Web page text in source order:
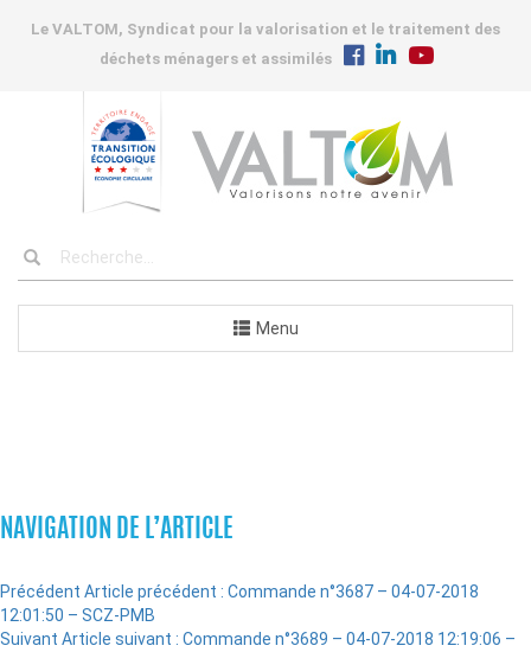
Le VALTOM, Syndicat pour la valorisation et le traitement des
déchets ménagers et assimilés
Menu
NAVIGATION DE L’ARTICLE
Précédent Article précédent : Commande n°3687 – 04-07-2018
12:01:50 – SCZ-PMB
Suivant Article suivant : Commande n°3689 – 04-07-2018 12:19:06 –